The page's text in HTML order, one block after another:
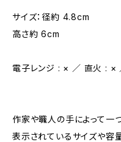
サイズ：径約 4.8cm
高さ約 6cm
電子レンジ : × ／ 直火 : ×
作家や職人の手によって一
表示されているサイズや容